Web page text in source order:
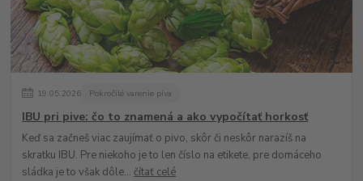
19.05.2026 Pokročilé varenie piva
IBU pri pive: čo to znamená a ako vypočítať horkosť
Keď sa začneš viac zaujímať o pivo, skôr či neskôr narazíš na
skratku IBU. Pre niekoho je to len číslo na etikete, pre domáceho
sládka je to však dôle... čítať celé